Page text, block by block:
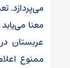
می‌پردازد.
معنا
عربستان
ممنوع